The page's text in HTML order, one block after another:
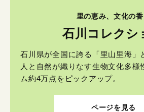
里の恵み、文化の香
石川コレクシ
石川県が全国に誇る「里山里海」
人と自然が織りなす生物文化多様
ム約4万点をピックアップ。
ページを見る